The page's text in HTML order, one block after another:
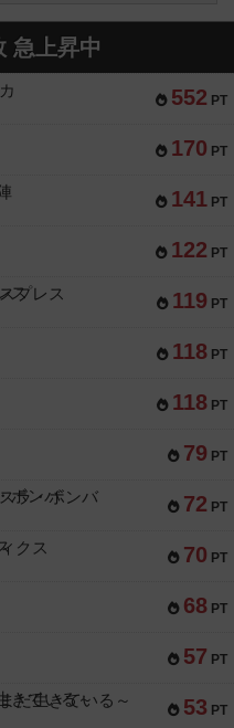
急上昇中
552 PT
170 PT
141 PT
122 PT
119 PT
プレス
118 PT
118 PT
79 PT
72 PT
ラ・ボンバ
70 PT
クス
68 PT
57 PT
53 PT
だ生きている～